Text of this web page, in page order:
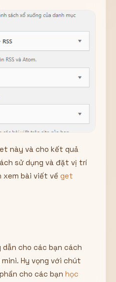
này và cho kết quả
sử dụng và đặt vị trí
xem bài viết về get
dẫn cho các bạn cách
Hy vọng với chút
cho các bạn học